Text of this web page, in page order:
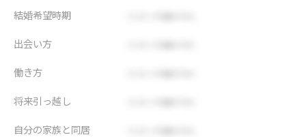
結婚希望時期
出会い方
働き方
将来引っ越し
自分の家族と同居